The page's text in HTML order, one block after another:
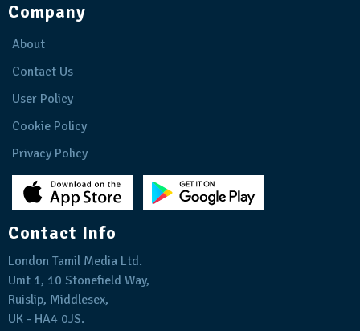
Company
About
Contact Us
User Policy
Cookie Policy
Privacy Policy
Contact Info
London Tamil Media Ltd.
Unit 1, 10 Stonefield Way,
Ruislip, Middlesex,
UK - HA4 0JS.